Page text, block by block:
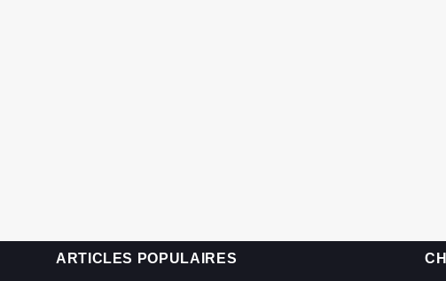
ARTICLES POPULAIRES